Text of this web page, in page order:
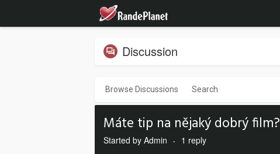
Discussion
Browse Discussions Search
Máte tip na nějaký dobrý film?
Started by Admin · 1 reply